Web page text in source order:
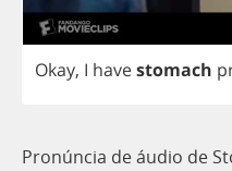
Okay, I havestomach
Pronúncia de áudio de